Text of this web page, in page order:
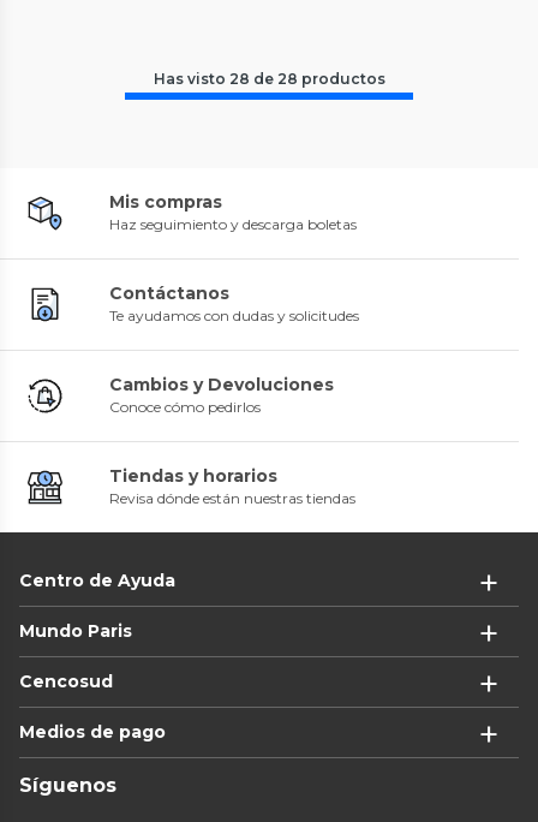
Has visto 28 de 28 productos
Mis compras
Haz seguimiento y descarga boletas
Contáctanos
Te ayudamos con dudas y solicitudes
Cambios y Devoluciones
Conoce cómo pedirlos
Tiendas y horarios
Revisa dónde están nuestras tiendas
Centro de Ayuda
Mundo Paris
Cencosud
Medios de pago
Síguenos